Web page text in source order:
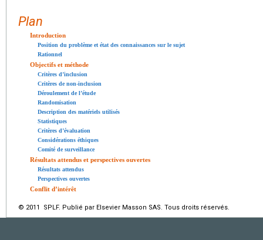
Plan
Introduction
Position du problème et état des connaissances sur le sujet
Rationnel
Objectifs et méthode
Critères d’inclusion
Critères de non-inclusion
Déroulement de l’étude
Randomisation
Description des matériels utilisés
Statistiques
Critères d’évaluation
Considérations éthiques
Comité de surveillance
Résultats attendus et perspectives ouvertes
Résultats attendus
Perspectives ouvertes
Conflit d’intérêt
© 2011 SPLF. Publié par Elsevier Masson SAS. Tous droits réservés.